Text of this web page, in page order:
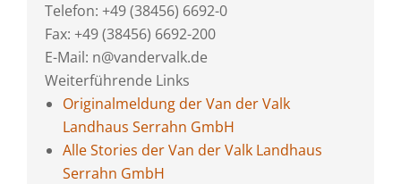
Telefon: +49 (38456) 6692-0
Fax: +49 (38456) 6692-200
E-Mail: n@vandervalk.de
Weiterführende Links
Originalmeldung der Van der Valk
Landhaus Serrahn GmbH
Alle Stories der Van der Valk Landhaus
Serrahn GmbH